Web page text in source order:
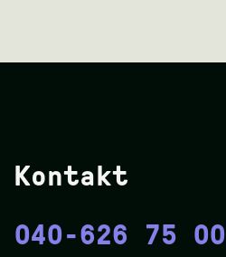
Kontakt
040-626 75 00